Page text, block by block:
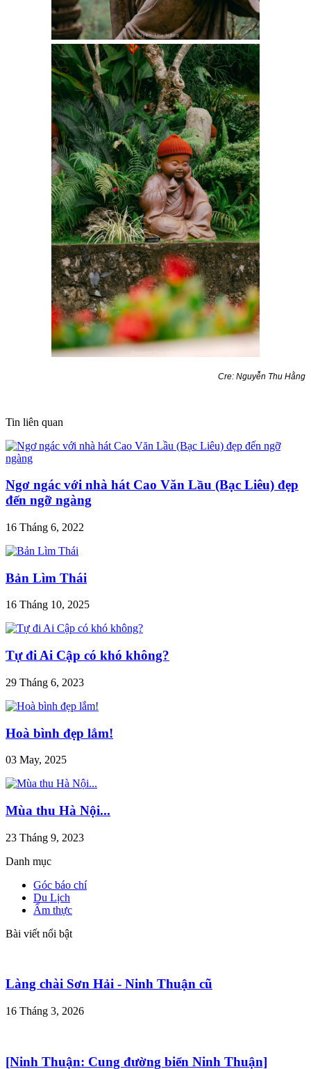
Cre: Nguyễn Thu Hằng
Tin liên quan
Ngơ ngác với nhà hát Cao Văn Lầu (Bạc Liêu) đẹp
đến ngỡ ngàng
16 Tháng 6, 2022
Bản Lìm Thái
16 Tháng 10, 2025
Tự đi Ai Cập có khó không?
29 Tháng 6, 2023
Hoà bình đẹp lắm!
03 May, 2025
Mùa thu Hà Nội...
23 Tháng 9, 2023
Danh mục
Góc báo chí
Du Lịch
Ẩm thực
Bài viết nổi bật
Làng chài Sơn Hải - Ninh Thuận cũ
16 Tháng 3, 2026
[Ninh Thuận: Cung đường biển Ninh Thuận]